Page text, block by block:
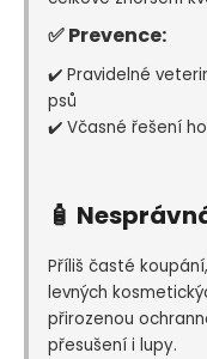
✅ Prevence:
✔️ Pravidelné
psů
✔️ Včasné řešení
🧴
Příliš časté
levných
přirozenou
přesušení i lupy.